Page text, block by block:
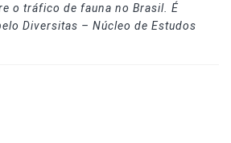
o tráfico de fauna no Brasil. É
Diversitas – Núcleo de Estudos